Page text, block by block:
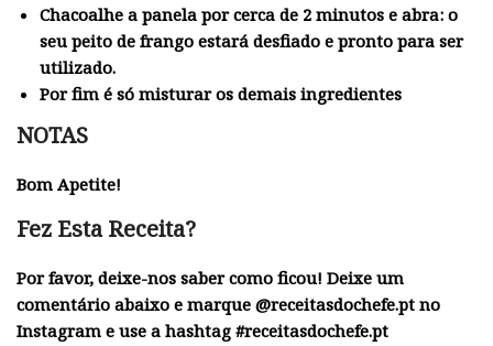
Chacoalhe a panela por cerca de 2 minutos e abra: o
seu peito de frango estará desfiado e pronto para ser
utilizado.
Por fim é só misturar os demais ingredientes
NOTAS
Bom Apetite!
Fez Esta Receita?
Por favor, deixe-nos saber como ficou! Deixe um
comentário abaixo e marque @receitasdochefe.pt no
Instagram e use a hashtag #receitasdochefe.pt